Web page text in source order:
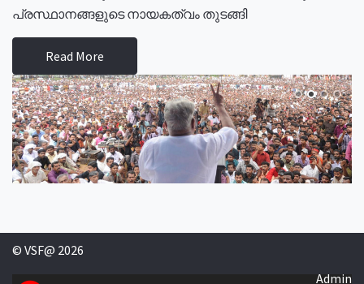
പ്രസ്ഥാനങ്ങളുടെ നായകത്വം തുടങ്ങി
Read More
© VSF@ 2026
Admin